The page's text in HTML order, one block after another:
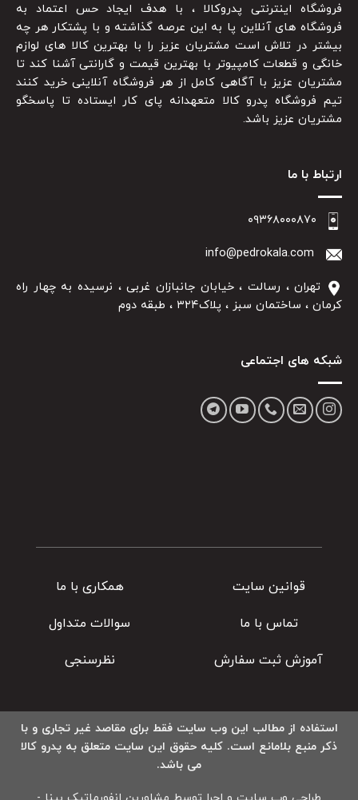
فروشگاه اینترنتی پدروکالا ، با هدف ایجاد حس اعتماد به
فروشگاه های آنلاین پا به این عرصه گذاشته و با پشتکار هر چه
بیشتر در تلاش است مشتریان عزیز را با بهترین کالا های لوازم
خانگی و قطعات کامپیوتر با بهترین قیمت و گارانتی آشنا کند تا
مشتریان عزیز با آگاهی کامل از هر فروشگاه آنلاینی خرید کنند
تیم فروشگاه پدرو کالا متعهدانه پای کار ایستاده تا پاسخگو
مشتریان عزیز باشد.
ارتباط با ما
۰۹۳۶۸۰۰۰۸۷۰
info@pedrokala.com
تهران ، رسالت ، خیابان جانبازان غربی ، نرسیده به چهار راه
کرمان ، ساختمان سبز ، پلاک۳۲۴ ، طبقه دوم
شبکه های اجتماعی
قوانین سایت همکاری با ما
تماس با ما سوالات متداول
آموزش ثبت سفارش نظرسنجی
استفاده از مطالب این وب سایت فقط برای مقاصد غیر تجاری و با
ذکر منبع بلامانع است. کلیه حقوق این سایت متعلق به پدرو کالا
می باشد.